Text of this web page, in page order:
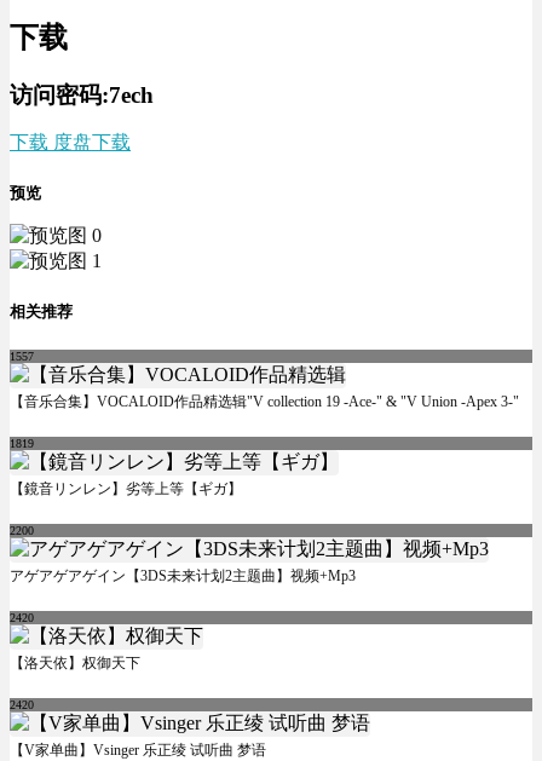
下载
访问密码:7ech
下载 度盘下载
预览
相关推荐
1557
【音乐合集】VOCALOID作品精选辑"V collection 19 -Ace-" & "V Union -Apex 3-"
1819
【鏡音リンレン】劣等上等【ギガ】
2200
アゲアゲアゲイン【3DS未来计划2主题曲】视频+Mp3
2420
【洛天依】权御天下
2420
【V家单曲】Vsinger 乐正绫 试听曲 梦语